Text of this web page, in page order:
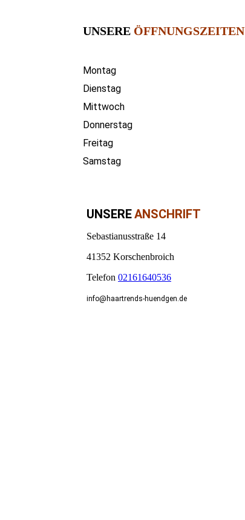
UNSERE ÖFFNUNGSZEITEN
Montag
Dienstag
Mittwoch
Donnerstag
Freitag
Samstag
UNSEREANSCHRIFT
Sebastianusstraße 14
41352 Korschenbroich
Telefon 02161640536
info@haartrends-huendgen.de